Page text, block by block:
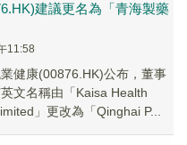
建議更名為「青海製藥
11:58
業健康(00876.HK)公布，董事
文名稱由「Kaisa Health
」更改為「Qinghai P...